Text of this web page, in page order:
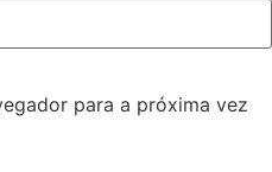
para a próxima vez